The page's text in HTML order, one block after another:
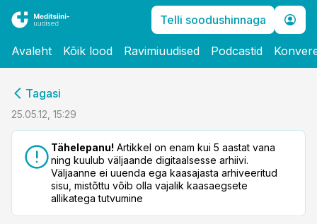
Telli soodushinnaga
Avaleht Kõik lood Ravimiuudised Podcastid
Tagasi
25.05.12, 15:29
Tähelepanu! Artikkel on enam kui 5 aastat vana
ning kuulub väljaande digitaalsesse arhiivi.
Väljaanne ei uuenda ega kaasajasta arhiveeritud
sisu, mistõttu võib olla vajalik kaasaegsete
allikatega tutvumine